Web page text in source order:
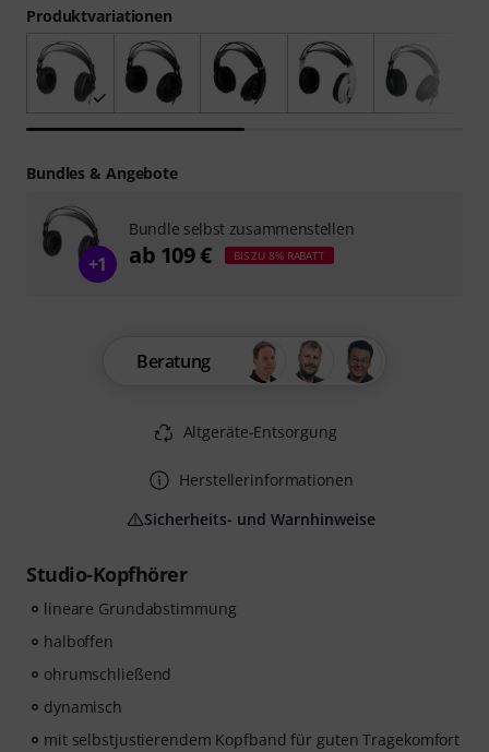
Studio-Kopfhörer
lineare Grundabstimmung
halboffen
ohrumschließend
dynamisch
mit selbstjustierendem Kopfband für guten Tragekomfort
Produktvariationen
Beratung
Altgeräte-Entsorgung
Herstellerinformationen
Sicherheits- und Warnhinweise
Bundles & Angebote
+1
Bundle selbst zusammenstellen
ab 109 € BIS ZU 8% RABATT